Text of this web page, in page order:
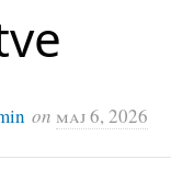
on maj 6, 2026